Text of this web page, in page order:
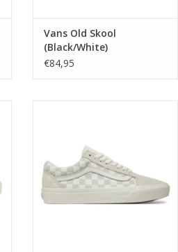
Vans Old Skool
(Black/White)
VN000D3HY281
€84,95